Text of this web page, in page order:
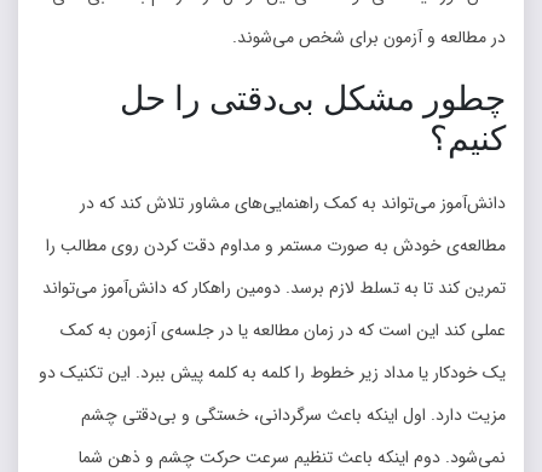
در مطالعه و آزمون برای شخص می‌شوند.
چطور مشکل بی‌دقتی را حل
کنیم؟
دانش‌آموز می‌تواند به کمک راهنمایی‌های مشاور تلاش کند که در
مطالعه‌ی خودش به صورت مستمر و مداوم دقت کردن روی مطالب را
تمرین کند تا به تسلط لازم برسد. دومین راهکار که دانش‌آموز می‌تواند
عملی کند این است که در زمان مطالعه یا در جلسه‌ی آزمون به کمک
یک خودکار یا مداد زیر خطوط را کلمه به کلمه پیش ببرد. این تکنیک دو
مزیت دارد. اول اینکه باعث سرگردانی، خستگی و بی‌دقتی چشم
نمی‌شود. دوم اینکه باعث تنظیم سرعت حرکت چشم و ذهن شما